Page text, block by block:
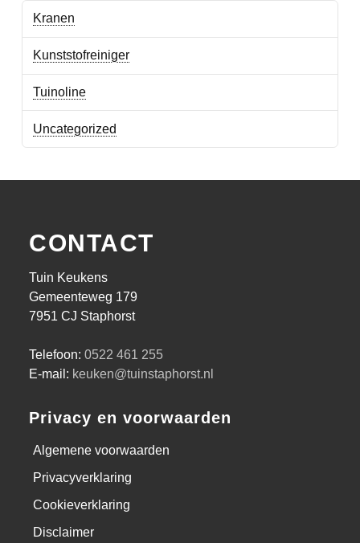
Kranen
Kunststofreiniger
Tuinoline
Uncategorized
CONTACT
Tuin Keukens
Gemeenteweg 179
7951 CJ Staphorst
Telefoon: 0522 461 255
E-mail: keuken@tuinstaphorst.nl
Privacy en voorwaarden
Algemene voorwaarden
Privacyverklaring
Cookieverklaring
Disclaimer